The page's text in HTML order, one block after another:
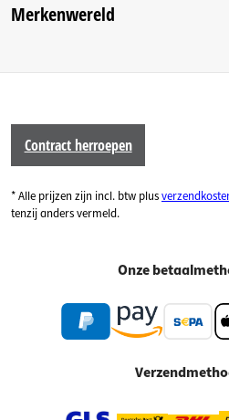
Merkenwereld
Contract herroepen
* Alle prijzen zijn incl. btw plus
tenzij anders vermeld.
Onze